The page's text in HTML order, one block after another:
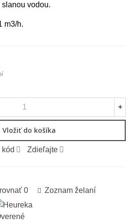
vodou.
m3/h.
+
Vložiť do košíka
kód Zdieľajte
0 Zoznam želaní